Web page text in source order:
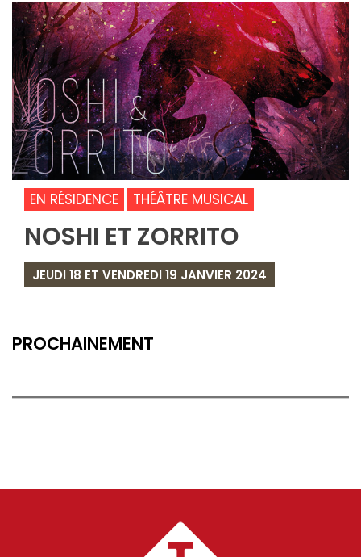
EN RÉSIDENCE THÉÂTRE MUSICAL
NOSHI ET ZORRITO
JEUDI 18 ET VENDREDI 19 JANVIER 2024
PROCHAINEMENT